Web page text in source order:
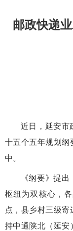
邮政快递
近日，延安市
十五个五年规划纲
中。
《纲要》提
枢纽为双核心，
点，县乡村三级
持中通陕北（延安